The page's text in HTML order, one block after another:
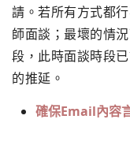
請。 若所有方式都
師面談； 最壞的情
段， 此時面談時段
的推延。
確保Email內容